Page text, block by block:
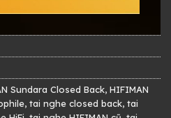
Sundara Closed Back, HIFIMAN
, tai nghe closed back, tai